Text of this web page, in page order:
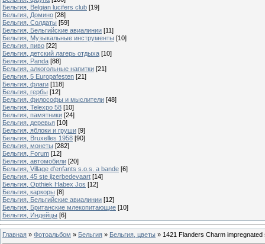
Бельгия, Belgian lucifers club [19]
Бельгия, Домино [28]
Бельгия, Солдаты [59]
Бельгия, Бельгийские авиалинии [11]
Бельгия, Музыкальные инструменты [10]
Бельгия, пиво [22]
Бельгия, детский лагерь отдыха [10]
Бельгия, Panda [88]
Бельгия, алкогольные напитки [21]
Бельгия, 5 Europafesten [21]
Бельгия, флаги [118]
Бельгия, гербы [12]
Бельгия, философы и мыслители [48]
Бельгия, Telexpo 58 [10]
Бельгия, памятники [24]
Бельгия, деревья [10]
Бельгия, яблоки и груши [9]
Бельгия, Bruxelles 1958 [90]
Бельгия, монеты [282]
Бельгия, Forum [12]
Бельгия, автомобили [20]
Бельгия, Village d'enfants s.o.s. a bande [6]
Бельгия, 45 ste ijzerbedevaart [14]
Бельгия, Opthiek Habex Jos [12]
Бельгия, каркоры [8]
Бельгия, Бельгийские авиалинии [12]
Бельгия, Британские млекопитающие [10]
Бельгия, Индейцы [6]
Главная » Фотоальбом » Бельгия » Бельгия, цветы » 1421 Flanders Charm